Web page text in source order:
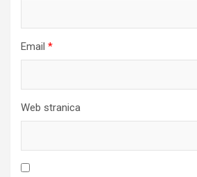
Email *
Web stranica